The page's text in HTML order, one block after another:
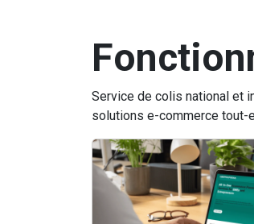
Service de colis national et
solutions e-commerce tout-